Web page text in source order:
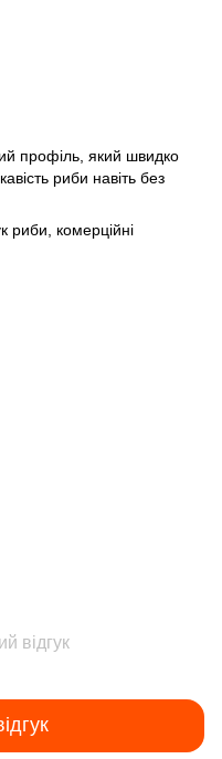
профіль, який швидко
риби навіть без
риби, комерційні
відгук